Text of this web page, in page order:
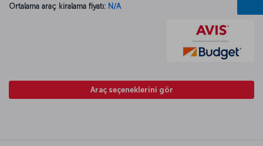
Ortalama araç kiralama fiyatı: N/A
Araç seçeneklerini gör